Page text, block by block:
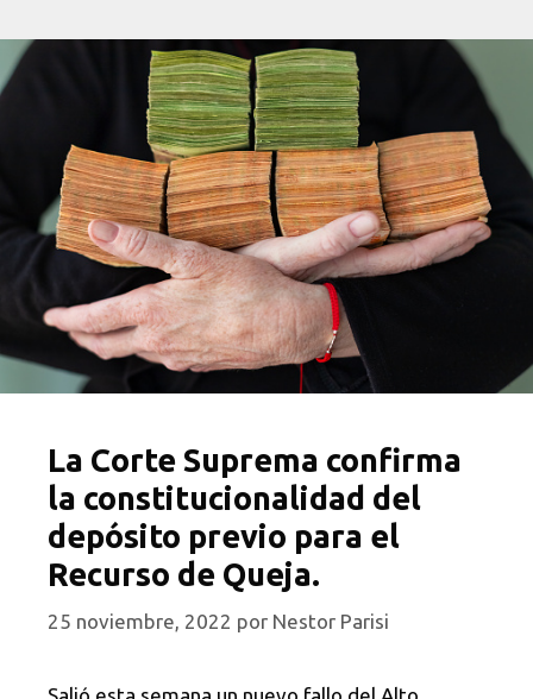
La Corte Suprema confirma
la constitucionalidad del
depósito previo para el
Recurso de Queja.
25 noviembre, 2022 por Nestor Parisi